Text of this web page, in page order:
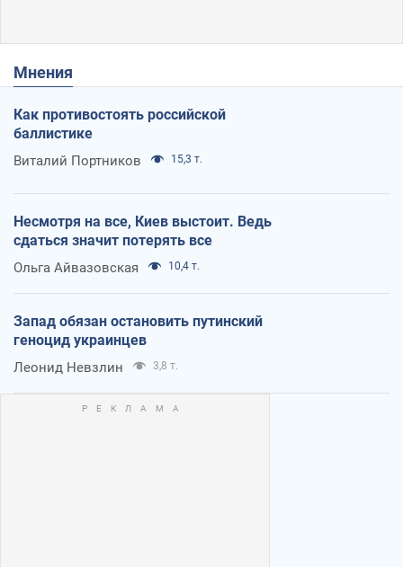
Мнения
Как противостоять российской
баллистике
Виталий Портников 15,3 т.
Несмотря на все, Киев выстоит. Ведь
сдаться значит потерять все
Ольга Айвазовская 10,4 т.
Запад обязан остановить путинский
геноцид украинцев
Леонид Невзлин 3,8 т.